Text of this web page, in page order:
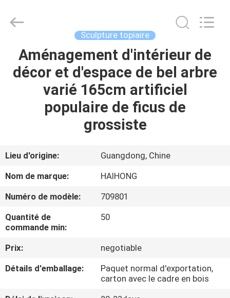
MAISON
PRODUITS
VIDÉOS
À
PROPOS
NOUS
DE
L'USINE
Crafts
Factory.
Developed
Sculpture topiaire
Aménagement d'intérieur de
décor et d'espace de bel arbre
varié 165cm artificiel
populaire de ficus de
grossiste
Lieu d'origine:
Guangdong, Chine
Nom de marque:
HAIHONG
Numéro de modèle:
709801
Quantité de
commande min:
50
Prix:
negotiable
Détails d'emballage:
Paquet normal d'exportation,
carton avec le cadre en bois